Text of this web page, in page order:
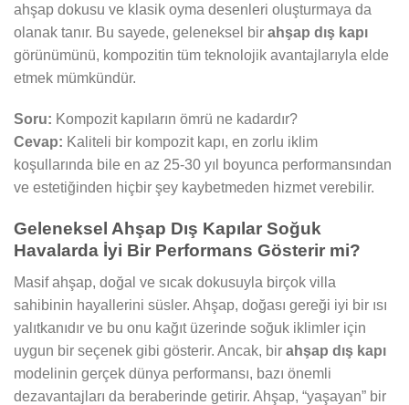
ahşap dokusu ve klasik oyma desenleri oluşturmaya da
olanak tanır. Bu sayede, geleneksel bir ahşap dış kapı
görünümünü, kompozitin tüm teknolojik avantajlarıyla elde
etmek mümkündür.
Soru: Kompozit kapıların ömrü ne kadardır?
Cevap: Kaliteli bir kompozit kapı, en zorlu iklim
koşullarında bile en az 25-30 yıl boyunca performansından
ve estetiğinden hiçbir şey kaybetmeden hizmet verebilir.
Geleneksel Ahşap Dış Kapılar Soğuk
Havalarda İyi Bir Performans Gösterir mi?
Masif ahşap, doğal ve sıcak dokusuyla birçok villa
sahibinin hayallerini süsler. Ahşap, doğası gereği iyi bir ısı
yalıtkanıdır ve bu onu kağıt üzerinde soğuk iklimler için
uygun bir seçenek gibi gösterir. Ancak, bir ahşap dış kapı
modelinin gerçek dünya performansı, bazı önemli
dezavantajları da beraberinde getirir. Ahşap, “yaşayan” bir